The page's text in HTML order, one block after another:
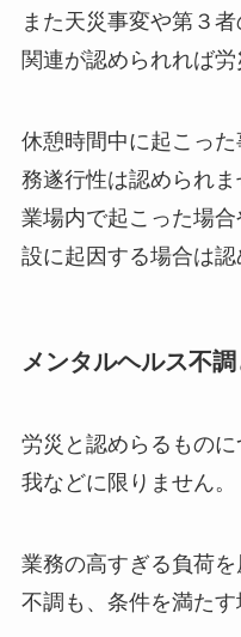
また天災事変や第３
関連が認められれば労
休憩時間中に起こっ
務遂行性は認められ
業場内で起こった場
設に起因する場合は認
メンタルヘルス不
労災と認めらるもの
我などに限りません。
業務の高すぎる負荷
不調も、条件を満たす